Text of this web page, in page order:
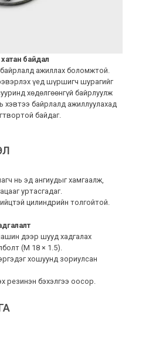
байдал
ажиллах боломжтой.
үед шүршигч шурагийг
хөдөлгөөнгүй байрлуулж
хэвтээ байрлалд ажиллуулахад
байдаг.
нь эд ангиудыг хамгаалж,
уртасгадаг.
цилиндрийн толгойтой.
дээр шууд хадгалах
(M 18 × 1.5).
хошуунд зориулсан
резинэн бэхэлгээ оосор.